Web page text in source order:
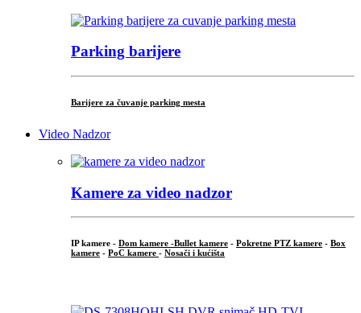
Parking barijere
Barijere za čuvanje parking mesta
Video Nadzor
Kamere za video nadzor
IP kamere - Dom kamere -Bullet kamere - Pokretne PTZ kamere - Box
kamere - PoC kamere - Nosači i kućišta